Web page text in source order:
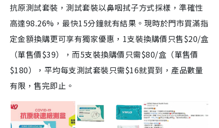
抗原測試套裝，測試套裝以鼻咽拭子方式採樣，準確性
高達98.26%，最快15分鐘就有結果。現時於門市買滿指
定金額換購更可享有獨家優惠，1支裝換購價只售$20/盒
（單售價$39），而5支裝換購價只需$80/盒（單售價
$180），平均每支測試套裝只需$16就買到，產品數量
有限，售完即止。